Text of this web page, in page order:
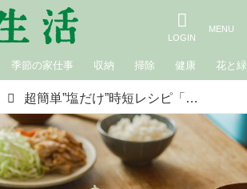
季節の家仕事 収納 掃除 健康 花と緑
超簡単”塩だけ”時短レシピ「豚肉の塩しょうが焼き」のつくり方｜角田真秀さん、夏の適塩料理